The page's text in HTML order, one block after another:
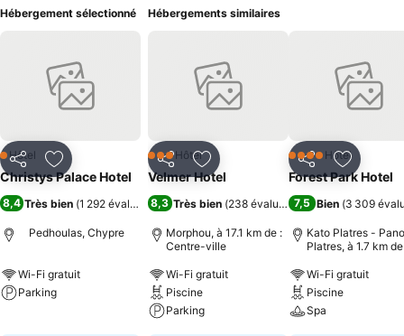
Hébergement sélectionné
PartagerAjouter à mes favoris
1 Étoiles
Hôtel
Christys Palace Hotel
8,4 Très bien (1 292 évaluations)
Pedhoulas, Chypre
Wi-Fi gratuit
Parking
Hébergements similaires
PartagerAjouter à mes favoris
3 ÉtoilesHôtel
Velmer Hotel
8,3 Très bien (238 évaluations)
Morphou, à 17.1 km de :
Centre-ville
Wi-Fi gratuit
Piscine
Parking
PartagerAjouter
4 ÉtoilesHôtel
Forest Park Hotel
7,5 Bien (3 309
Κato Platres - Pano
Platres, à 1.7 km
Wi-Fi gratuit
Piscine
Spa